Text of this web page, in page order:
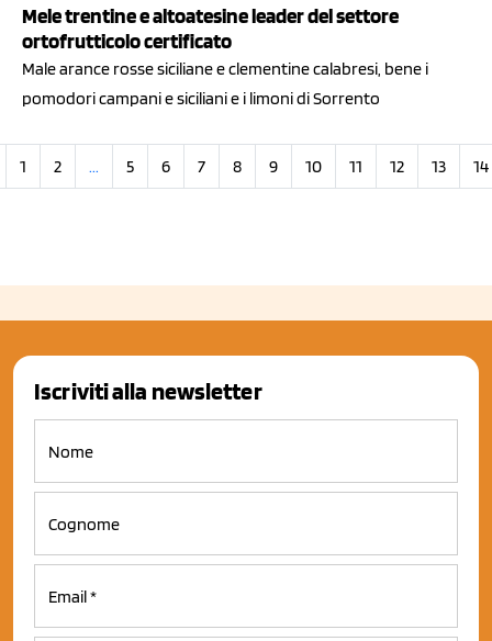
Mele trentine e altoatesine leader del settore
ortofrutticolo certificato
Male arance rosse siciliane e clementine calabresi, bene i
pomodori campani e siciliani e i limoni di Sorrento
1 2 ... 5 6 7 8 9 10 11 12 13 14
Iscriviti alla newsletter